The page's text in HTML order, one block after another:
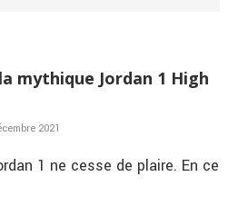
mythique Jordan 1 High
2021
1 ne cesse de plaire. En ce